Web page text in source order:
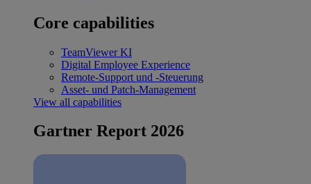
Core capabilities
TeamViewer KI
Digital Employee Experience
Remote-Support und -Steuerung
Asset- und Patch-Management
View all capabilities
Gartner Report 2026